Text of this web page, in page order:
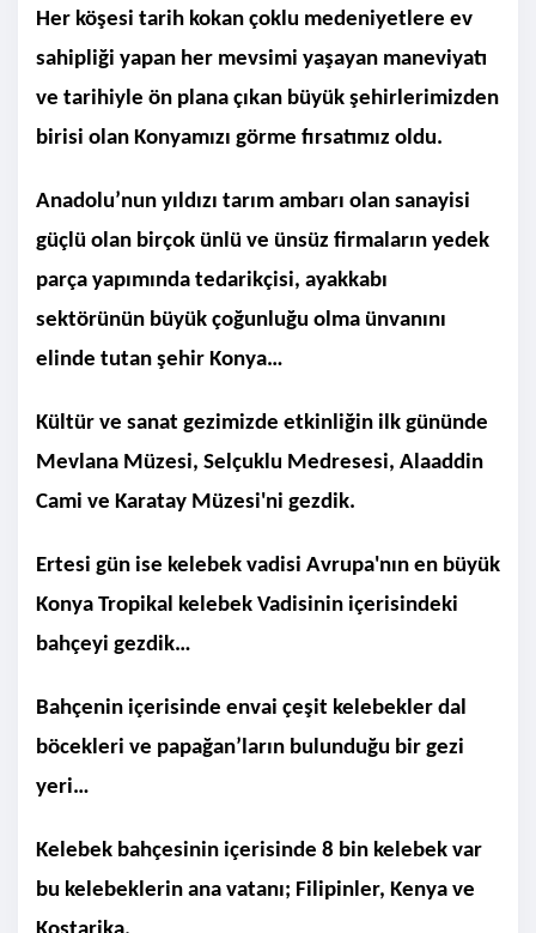
Her köşesi tarih kokan çoklu medeniyetlere ev
sahipliği yapan her mevsimi yaşayan maneviyatı
ve tarihiyle ön plana çıkan büyük şehirlerimizden
birisi olan Konyamızı görme fırsatımız oldu.
Anadolu’nun yıldızı tarım ambarı olan sanayisi
güçlü olan birçok ünlü ve ünsüz firmaların yedek
parça yapımında tedarikçisi, ayakkabı
sektörünün büyük çoğunluğu olma ünvanını
elinde tutan şehir Konya…
Kültür ve sanat gezimizde etkinliğin ilk gününde
Mevlana Müzesi, Selçuklu Medresesi, Alaaddin
Cami ve Karatay Müzesi'ni gezdik.
Ertesi gün ise kelebek vadisi Avrupa'nın en büyük
Konya Tropikal kelebek Vadisinin içerisindeki
bahçeyi gezdik…
Bahçenin içerisinde envai çeşit kelebekler dal
böcekleri ve papağan’ların bulunduğu bir gezi
yeri…
Kelebek bahçesinin içerisinde 8 bin kelebek var
bu kelebeklerin ana vatanı; Filipinler, Kenya ve